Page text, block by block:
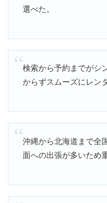
選べた。
検索から予約までがシ
からずスムーズにレン
沖縄から北海道まで全
面への出張が多いため